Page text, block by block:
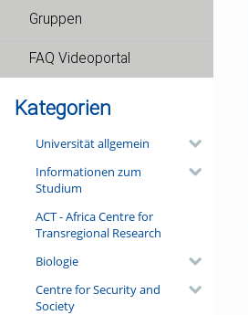
Gruppen
FAQ Videoportal
Kategorien
Universität allgemein
Informationen zum
Studium
ACT - Africa Centre for
Transregional Research
Biologie
Centre for Security and
Society